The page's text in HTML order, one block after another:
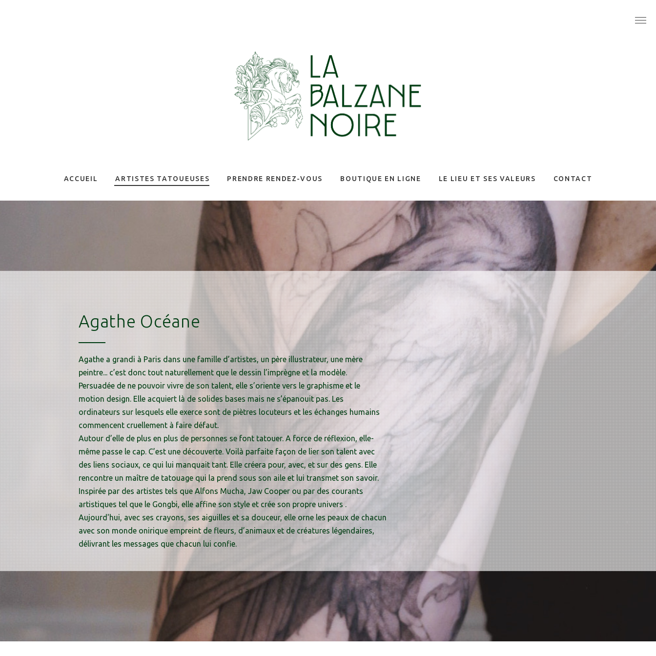
ACCUEIL ARTISTES TATOUEUSES PRENDRE RENDEZ-VOUS BOUTIQUE EN LIGNE LE LIEU ET SES VALEURS CONTACT
Agathe Océane
Agathe a grandi à Paris dans une famille d’artistes, un père illustrateur, une mère
peintre... c’est donc tout naturellement que le dessin l’imprègne et la modèle.
Persuadée de ne pouvoir vivre de son talent, elle s’oriente vers le graphisme et le
motion design. Elle acquiert là de solides bases mais ne s’épanouit pas. Les
ordinateurs sur lesquels elle exerce sont de piètres locuteurs et les échanges humains
commencent cruellement à faire défaut.
Autour d’elle de plus en plus de personnes se font tatouer. A force de réflexion, elle-
même passe le cap. C’est une découverte. Voilà parfaite façon de lier son talent avec
des liens sociaux, ce qui lui manquait tant. Elle créera pour, avec, et sur des gens. Elle
rencontre un maître de tatouage qui la prend sous son aile et lui transmet son savoir.
Inspirée par des artistes tels que Alfons Mucha, Jaw Cooper ou par des courants
artistiques tel que le Gongbi, elle affine son style et crée son propre univers .
Aujourd'hui, avec ses crayons, ses aiguilles et sa douceur, elle orne les peaux de chacun
avec son monde onirique empreint de fleurs, d’animaux et de créatures légendaires,
délivrant les messages que chacun lui confie.